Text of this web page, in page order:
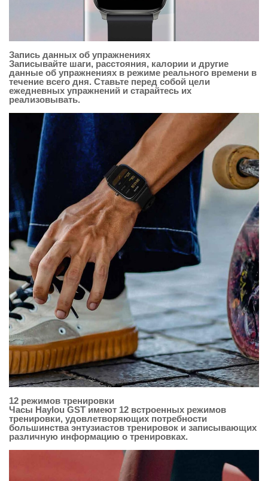
Запись данных об упражнениях
Записывайте шаги, расстояния, калории и другие
данные об упражнениях в режиме реального времени в
течение всего дня. Ставьте перед собой цели
ежедневных упражнений и старайтесь их
реализовывать.
12 режимов тренировки
Часы Haylou GST имеют 12 встроенных режимов
тренировки, удовлетворяющих потребности
большинства энтузиастов тренировок и записывающих
различную информацию о тренировках.